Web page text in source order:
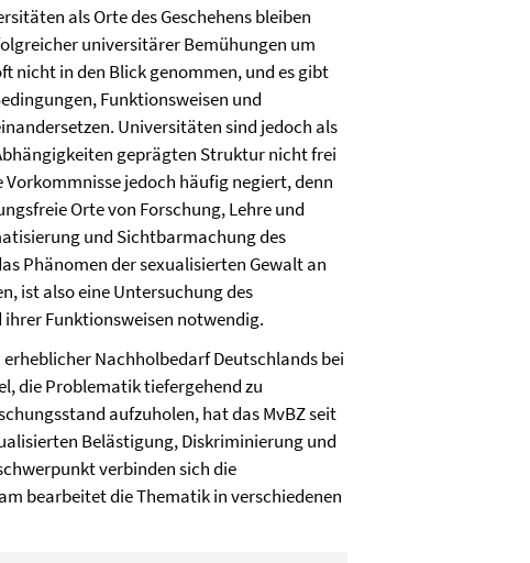
als Orte des Geschehens bleiben
universitärer Bemühungen um
nicht in den Blick genommen, und es gibt
Funktionsweisen und
Universitäten sind jedoch als
geprägten Struktur nicht frei
jedoch häufig negiert, denn
Orte von Forschung, Lehre und
und Sichtbarmachung des
Phänomen der sexualisierten Gewalt an
ist also eine Untersuchung des
Funktionsweisen notwendig.
Nachholbedarf Deutschlands bei
die Problematik tiefergehend zu
aufzuholen, hat das MvBZ seit
Belästigung, Diskriminierung und
verbinden sich die
bearbeitet die Thematik in verschiedenen